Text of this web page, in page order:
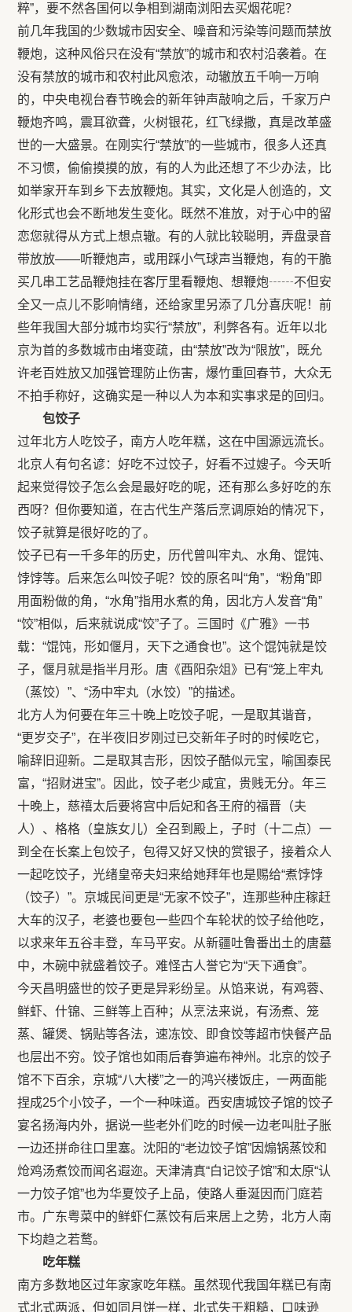
粹”，要不然各国何以争相到湖南浏阳去买烟花呢？
前几年我国的少数城市因安全、噪音和污染等问题而禁放
鞭炮，这种风俗只在没有“禁放”的城市和农村沿袭着。在
没有禁放的城市和农村此风愈浓，动辙放五千响一万响
的，中央电视台春节晚会的新年钟声敲响之后，千家万户
鞭炮齐鸣，震耳欲聋，火树银花，红飞绿撒，真是改革盛
世的一大盛景。在刚实行“禁放”的一些城市，很多人还真
不习惯，偷偷摸摸的放，有的人为此还想了不少办法，比
如举家开车到乡下去放鞭炮。其实，文化是人创造的，文
化形式也会不断地发生变化。既然不准放，对于心中的留
恋您就得从方式上想点辙。有的人就比较聪明，弄盘录音
带放放——听鞭炮声，或用踩小气球声当鞭炮，有的干脆
买几串工艺品鞭炮挂在客厅里看鞭炮、想鞭炮┄┄不但安
全又一点儿不影响情绪，还给家里另添了几分喜庆呢！前
些年我国大部分城市均实行“禁放”，利弊各有。近年以北
京为首的多数城市由堵变疏，由“禁放”改为“限放”，既允
许老百姓放又加强管理防止伤害，爆竹重回春节，大众无
不拍手称好，这确实是一种以人为本和实事求是的回归。
包饺子
过年北方人吃饺子，南方人吃年糕，这在中国源远流长。
北京人有句名谚：好吃不过饺子，好看不过嫂子。今天听
起来觉得饺子怎么会是最好吃的呢，还有那么多好吃的东
西呀？但你要知道，在古代生产落后烹调原始的情况下，
饺子就算是很好吃的了。
饺子已有一千多年的历史，历代曾叫牢丸、水角、馄饨、
饽饽等。后来怎么叫饺子呢？饺的原名叫“角”，“粉角”即
用面粉做的角，“水角”指用水煮的角，因北方人发音“角”
“饺”相似，后来就说成“饺”子了。三国时《广雅》一书
载：“馄饨，形如偃月，天下之通食也”。这个馄饨就是饺
子，偃月就是指半月形。唐《酉阳杂俎》已有“笼上牢丸
（蒸饺）”、“汤中牢丸（水饺）”的描述。
北方人为何要在年三十晚上吃饺子呢，一是取其谐音，
“更岁交子”，在半夜旧岁刚过已交新年子时的时候吃它，
喻辞旧迎新。二是取其吉形，因饺子酷似元宝，喻国泰民
富，“招财进宝”。因此，饺子老少咸宜，贵贱无分。年三
十晚上，慈禧太后要将宫中后妃和各王府的福晋（夫
人）、格格（皇族女儿）全召到殿上，子时（十二点）一
到全在长案上包饺子，包得又好又快的赏银子，接着众人
一起吃饺子，光绪皇帝夫妇来给她拜年也是赐给“煮饽饽
（饺子）”。京城民间更是“无家不饺子”，连那些种庄稼赶
大车的汉子，老婆也要包一些四个车轮状的饺子给他吃，
以求来年五谷丰登，车马平安。从新疆吐鲁番出土的唐墓
中，木碗中就盛着饺子。难怪古人誉它为“天下通食”。
今天昌明盛世的饺子更是异彩纷呈。从馅来说，有鸡蓉、
鲜虾、什锦、三鲜等上百种；从烹法来说，有汤煮、笼
蒸、罐煲、锅贴等各法，速冻饺、即食饺等超市快餐产品
也层出不穷。饺子馆也如雨后春笋遍布神州。北京的饺子
馆不下百余，京城“八大楼”之一的鸿兴楼饭庄，一两面能
捏成25个小饺子，一个一种味道。西安唐城饺子馆的饺子
宴名扬海内外，据说一些老外们吃的时候一边老叫肚子胀
一边还拼命往口里塞。沈阳的“老边饺子馆”因煽锅蒸饺和
炝鸡汤煮饺而闻名遐迩。天津清真“白记饺子馆”和太原“认
一力饺子馆”也为华夏饺子上品，使路人垂涎因而门庭若
市。广东粤菜中的鲜虾仁蒸饺有后来居上之势，北方人南
下均趋之若鹜。
吃年糕
南方多数地区过年家家吃年糕。虽然现代我国年糕已有南
式北式两派，但如同月饼一样，北式失于粗糙，口味逊